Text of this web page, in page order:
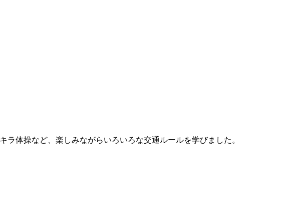
体操など、楽しみながらいろいろな交通ルールを学びました。